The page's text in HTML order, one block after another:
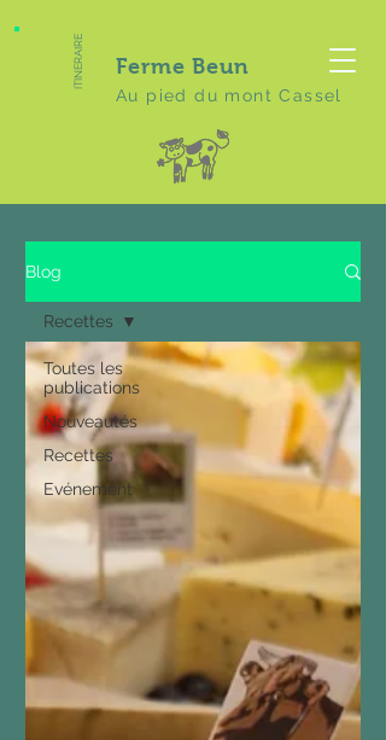
ITINERAIRE Ferme Beun
Au pied du mont Cassel
Blog
Toutes les
publications
Nouveautés
Recettes
Evénement
Recettes